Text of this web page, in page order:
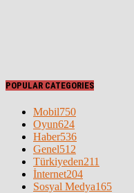
POPULAR CATEGORIES
Mobil750
Oyun624
Haber536
Genel512
Türkiyeden211
İnternet204
Sosyal Medya165